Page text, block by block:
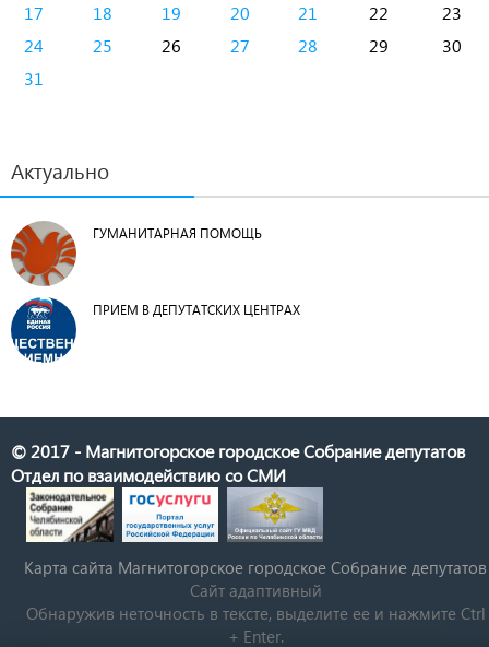
17
18 19 20 21 22
23
24
25 26 27 28 29
30
31
Актуально
ГУМАНИТАРНАЯ ПОМОЩЬ
ПРИЕМ В ДЕПУТАТСКИХ ЦЕНТРАХ
© 2017 - Магнитогорское городское Собрание депутатов
Отдел по взаимодействию со СМИ
Карта сайта Магнитогорское городское Cобрание депутатов
Сайт адаптивный
Обнаружив неточность в тексте, выделите ее и нажмите Ctrl
+ Enter.